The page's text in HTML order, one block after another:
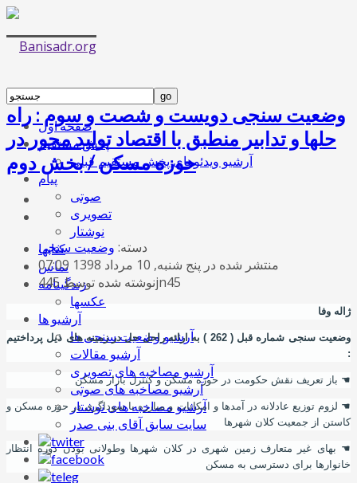
صفحه اول
پخش مستقیم
آرشیو ویدئوهای پخش مستقیم قبلی
پیام
صوتی
تصویری
نوشتار
کتابها
تماس
زندگینامه
عکسها
آرشیو ها
آرشیو وضعیت سنجی ها
آرشیو مقالات
آرشیو مصاخبه های تصویری
آرشیو مصاخبه های صوتی
آرشیو مصاخبه های نوشتار
سایت سابق آقای بنی صدر
وضعیت سنجی دویست و شصت و سوم : راه
حلها و تدابیر منطبق با اقتصاد تولید محور در
حوزه مسکن / بخش دوم
دسته: وضعیت سنجی
منتشر شده در پنج شنبه, 10 مرداد 1398 07:09
نوشته شده توسط 445jn45
ژاله وفا
وضعیت سنجی شماره قبل ( 262 ) به ارائه راحل حل در زمینه های ذیل پرداختیم
:
☚ باز تعریف نقش حکومت در حوزه مسکن و کنترل بازار مسکن
☚ لزوم توزیع عادلانه در آمدها و امکانات و مبارزه با سوداگری در حوزه مسکن و
کاستن از جمعیت کلان شهرها
☚ بهای غیر متعارف زمین شهری در کلان شهرها وطولانی بودن دوره انتظار
خانوارها برای دسترسی به مسکن